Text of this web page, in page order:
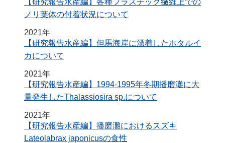
【研究報告水産編】各種プラスチック繊維上での
ノリ葉体の付着状況について
2021年
【研究報告水産編】但馬海岸に漂着したホタルイ
カについて
2021年
【研究報告水産編】1994-1995年冬期播磨灘に大
量発生したThalassiosira sp.について
2021年
【研究報告水産編】播磨灘におけるスズキ
Lateolabrax japonicusの食性